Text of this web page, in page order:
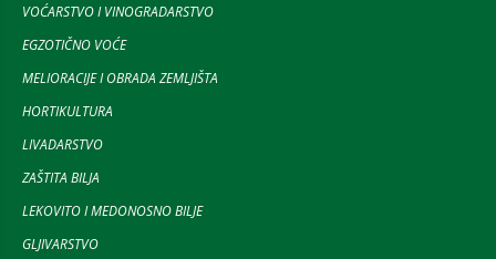
VOĆARSTVO I VINOGRADARSTVO
EGZOTIČNO VOĆE
MELIORACIJE I OBRADA ZEMLJIŠTA
HORTIKULTURA
LIVADARSTVO
ZAŠTITA BILJA
LEKOVITO I MEDONOSNO BILJE
GLJIVARSTVO